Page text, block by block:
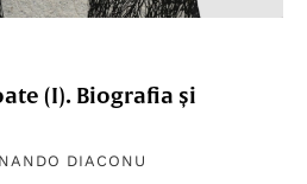
(I). Biografia și
DIACONU